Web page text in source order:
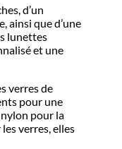
d’un
ainsi que d’une
lunettes
et une
verres de
pour une
pour la
verres, elles